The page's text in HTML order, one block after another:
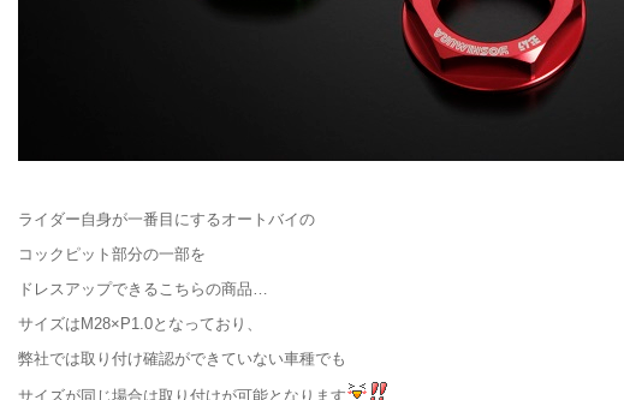
ライダー自身が一番目にするオートバイの
コックピット部分の一部を
ドレスアップできるこちらの商品…
サイズはM28×P1.0となっており、
弊社では取り付け確認ができていない車種でも
サイズが同じ場合は取り付けが可能となります